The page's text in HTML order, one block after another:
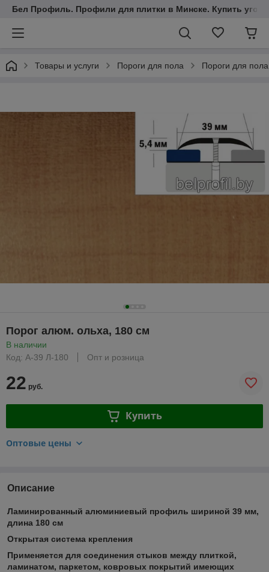
Бел Профиль. Профили для плитки в Минске. Купить
Товары и услуги Пороги для пола Пороги для
Порог алюм. ольха, 180 см
В наличии
Код: А-39 Л-180
Опт и розница
22 руб.
Купить
Оптовые цены
Описание
Ламинированный алюминиевый профиль шириной 39 мм,
длина 180 см
Открытая система крепления
Применяется для соединения стыков между плиткой,
ламинатом, паркетом, ковровых покрытий имеющих